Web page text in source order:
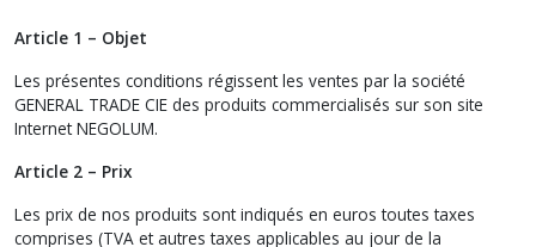
Article 1 – Objet
Les présentes conditions régissent les ventes par la société
GENERAL TRADE CIE des produits commercialisés sur son site
Internet NEGOLUM.
Article 2 – Prix
Les prix de nos produits sont indiqués en euros toutes taxes
comprises (TVA et autres taxes applicables au jour de la